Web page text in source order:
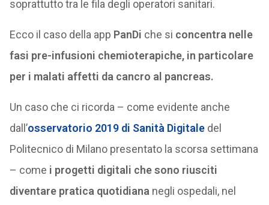
soprattutto tra le fila degli operatori sanitari.
Ecco il caso della app PanDi che si concentra nelle
fasi pre-infusioni chemioterapiche, in particolare
per i malati affetti da cancro al pancreas.
Un caso che ci ricorda – come evidente anche
dall’osservatorio 2019 di Sanità Digitaledel
Politecnico di Milano presentato la scorsa settimana
– come i progetti digitali che sono riusciti
diventare pratica quotidiana negli ospedali, nel